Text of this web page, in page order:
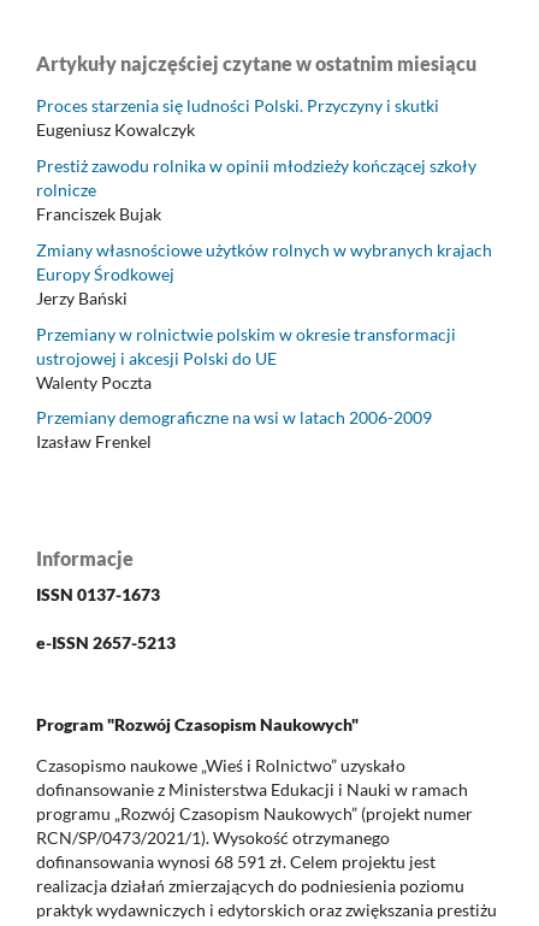
Artykuły najczęściej czytane w ostatnim miesiącu
Proces starzenia się ludności Polski. Przyczyny i skutki
Eugeniusz Kowalczyk
Prestiż zawodu rolnika w opinii młodzieży kończącej szkoły
rolnicze
Franciszek Bujak
Zmiany własnościowe użytków rolnych w wybranych krajach
Europy Środkowej
Jerzy Bański
Przemiany w rolnictwie polskim w okresie transformacji
ustrojowej i akcesji Polski do UE
Walenty Poczta
Przemiany demograficzne na wsi w latach 2006-2009
Izasław Frenkel
Informacje
ISSN 0137-1673
e-ISSN 2657-5213
Program "Rozwój Czasopism Naukowych"
Czasopismo naukowe „Wieś i Rolnictwo” uzyskało
dofinansowanie z Ministerstwa Edukacji i Nauki w ramach
programu „Rozwój Czasopism Naukowych” (projekt numer
RCN/SP/0473/2021/1). Wysokość otrzymanego
dofinansowania wynosi 68 591 zł. Celem projektu jest
realizacja działań zmierzających do podniesienia poziomu
praktyk wydawniczych i edytorskich oraz zwiększania prestiżu